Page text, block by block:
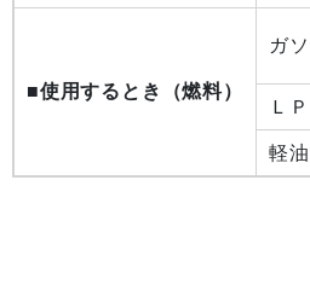
■使用するとき（燃料）
ガ
Ｌ
軽